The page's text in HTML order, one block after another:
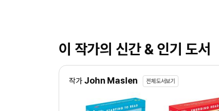
이 작가의 신간 & 인기 도서
작가 John Maslen 전체도서보기